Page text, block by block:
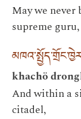
May we
supreme guru,
khachö
And within a
citadel,